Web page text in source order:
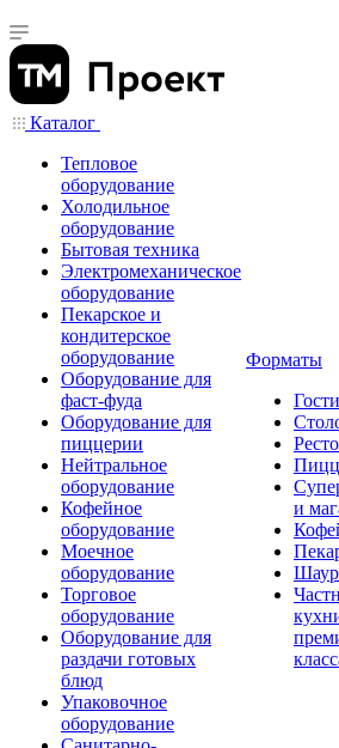
Каталог
Тепловое
оборудование
Холодильное
оборудование
Бытовая техника
Электромеханическое
оборудование
Пекарское и
кондитерское
оборудование
Оборудование для
фаст-фуда
Оборудование для
пиццерии
Нейтральное
оборудование
Кофейное
оборудование
Моечное
оборудование
Торговое
оборудование
Оборудование для
раздачи готовых
блюд
Упаковочное
оборудование
Форматы
и